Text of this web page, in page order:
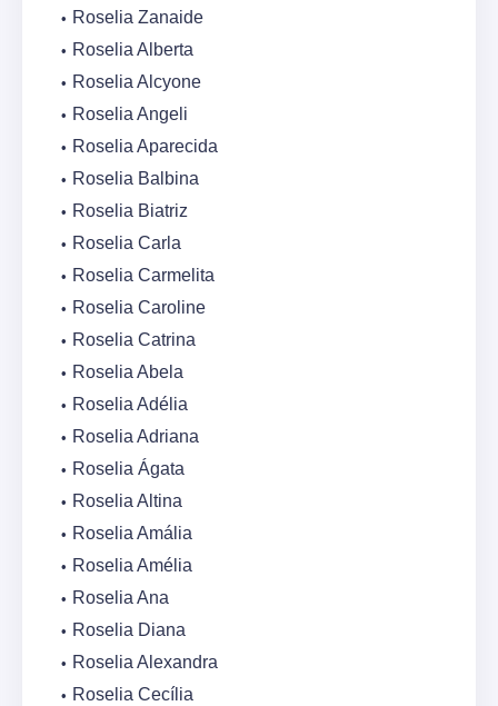
Roselia Zanaide
Roselia Alberta
Roselia Alcyone
Roselia Angeli
Roselia Aparecida
Roselia Balbina
Roselia Biatriz
Roselia Carla
Roselia Carmelita
Roselia Caroline
Roselia Catrina
Roselia Abela
Roselia Adélia
Roselia Adriana
Roselia Ágata
Roselia Altina
Roselia Amália
Roselia Amélia
Roselia Ana
Roselia Diana
Roselia Alexandra
Roselia Cecília